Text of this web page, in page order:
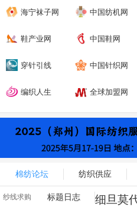
海宁袜子网 中国纺机网
鞋产业网 中国鞋网
穿针引线 中国针织网
编织人生 全球加盟网
棉纺论坛 纺织供应
纱线求购 标题日志
细旦莫